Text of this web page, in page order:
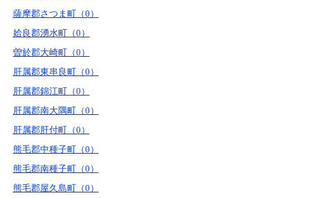
薩摩郡さつま町（0）
姶良郡湧水町（0）
曽於郡大崎町（0）
肝属郡東串良町（0）
肝属郡錦江町（0）
肝属郡南大隅町（0）
肝属郡肝付町（0）
熊毛郡中種子町（0）
熊毛郡南種子町（0）
熊毛郡屋久島町（0）